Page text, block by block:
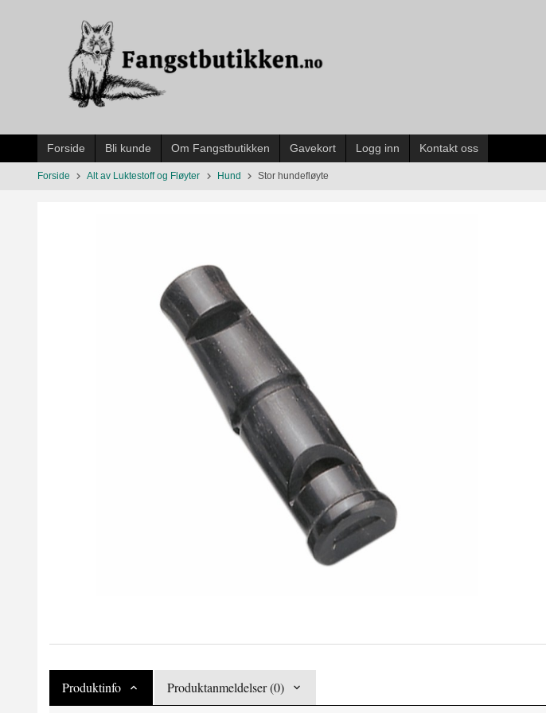
Forside Bli kunde Om Fangstbutikken Gavekort Logg inn Kontakt oss
Forside Alt av Luktestoff og Fløyter Hund Stor hundefløyte
Produktinfo Produktanmeldelser (0)